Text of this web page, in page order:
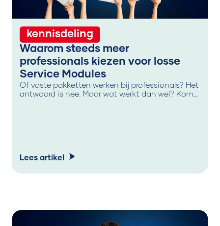
kennisdeling
Waarom steeds meer
professionals kiezen voor losse
Service Modules
Of vaste pakketten werken bij professionals? Het
antwoord is nee. Maar wat werkt dan wel? Kom
Lees artikel